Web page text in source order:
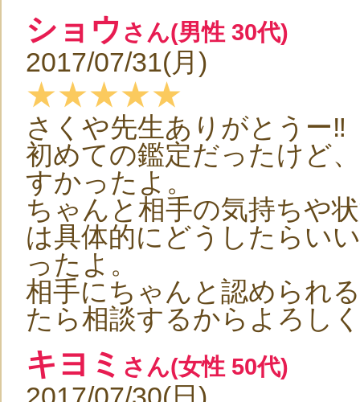
ショウ さん(男性 30代)
2017/07/31(月)
★★★★★
さくや先生ありがとうー‼︎
初めての鑑定だったけど
すかったよ。
ちゃんと相手の気持ちや
は具体的にどうしたらい
ったよ。
相手にちゃんと認められ
たら相談するからよろし
キヨミ さん(女性 50代)